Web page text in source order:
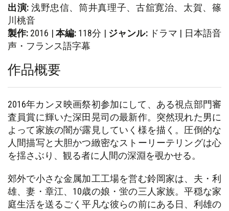
出演: 浅野忠信、筒井真理子、古舘寛治、太賀、篠
川桃音
製作: 2016 | 本編: 118分 | ジャンル:ドラマ | 日本語音
声・フランス語字幕
作品概要
2016年カンヌ映画祭初参加にして、ある視点部門審
査員賞に輝いた深田晃司の最新作。突然現れた男に
よって家族の闇が露見していく様を描く。圧倒的な
人間描写と大胆かつ緻密なストーリーテリングは心
を揺さぶり、観る者に人間の深淵を覗かせる。
郊外で小さな金属加工工場を営む鈴岡家は、夫・利
雄、妻・章江、10歳の娘・蛍の三人家族。平穏な家
庭生活を送るごく平凡な彼らの前にある日、利雄の